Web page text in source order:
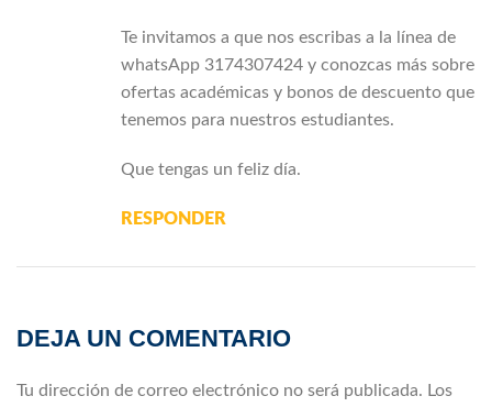
Te invitamos a que nos escribas a la línea de
whatsApp 3174307424 y conozcas más sobre
ofertas académicas y bonos de descuento que
tenemos para nuestros estudiantes.
Que tengas un feliz día.
RESPONDER
DEJA UN COMENTARIO
Tu dirección de correo electrónico no será publicada. Los